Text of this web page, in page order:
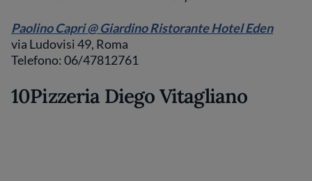
Paolino Capri @ Giardino Ristorante Hotel Eden
via Ludovisi 49, Roma
Telefono: 06/47812761
10Pizzeria Diego Vitagliano